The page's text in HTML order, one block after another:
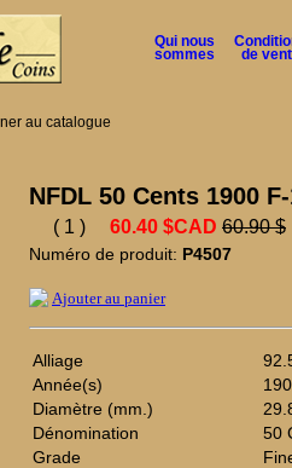
Qui nous
sommes de
au catalogue
NFDL 50 Cents 1900
( 1 ) 60.40 $CAD 60.90 $
Numéro de produit: P4507
Ajouter au panier
Alliage
Année(s)
Diamètre (mm.)
Dénomination
50
Grade